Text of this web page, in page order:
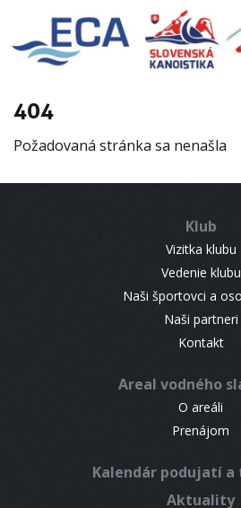
404
Požadovaná stránka sa nenašla
Klub
Vizitka klubu
Vedenie klubu
Naši športovci a
Naši partneri
Kontakt
Areal vodného
O areáli
Prenájom
Kalendár podujatí
Aktuality
EURO 19
INFO
RESULTS
CONTACT